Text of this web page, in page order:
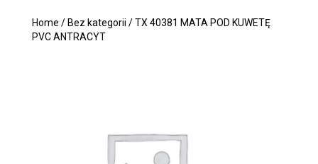
Home / Bez kategorii / TX 40381 MATA POD KUWETĘ
PVC ANTRACYT